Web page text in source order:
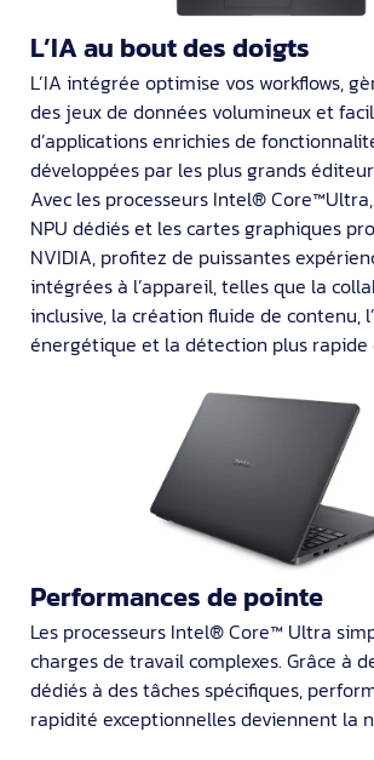
L’IA au bout des doigts
L’IA intégrée optimise vos workflows,
des jeux de données volumineux et
d’applications enrichies de
développées par les plus grands
Avec les processeurs Intel®
NPU dédiés et les cartes graphiques
NVIDIA, profitez de puissantes
intégrées à l’appareil, telles que la
inclusive, la création fluide de contenu,
énergétique et la détection plus rapide
Performances de pointe
Les processeurs Intel® Core™ Ultra
charges de travail complexes. Grâce à
dédiés à des tâches spécifiques,
rapidité exceptionnelles deviennent la